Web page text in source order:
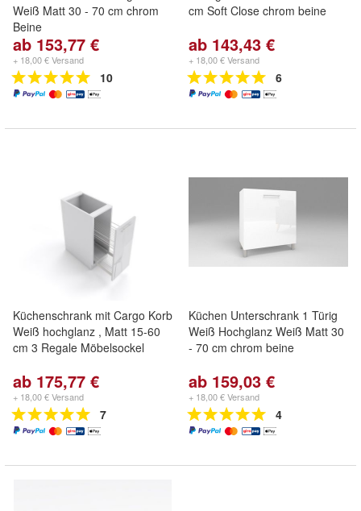
Weiß Matt 30 - 70 cm chrom
Beine
ab 153,77 €
+ 18,00 € Versand
10
cm Soft Close chrom beine
ab 143,43 €
+ 18,00 € Versand
6
Küchenschrank mit Cargo Korb
Weiß hochglanz , Matt 15-60
cm 3 Regale Möbelsockel
ab 175,77 €
+ 18,00 € Versand
7
Küchen Unterschrank 1 Türig
Weiß Hochglanz Weiß Matt 30
- 70 cm chrom beine
ab 159,03 €
+ 18,00 € Versand
4